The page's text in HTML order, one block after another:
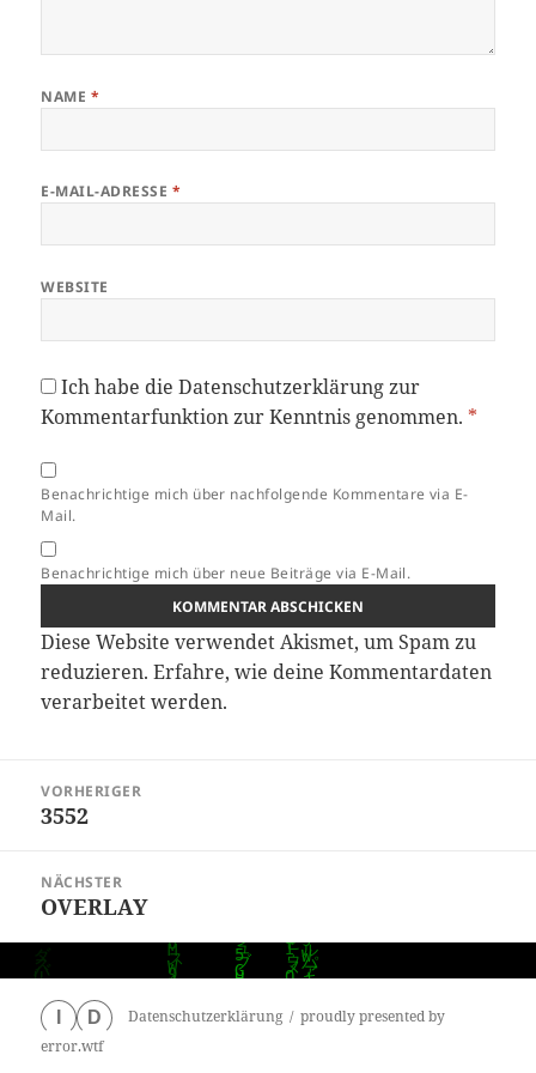
NAME *
E-MAIL-ADRESSE *
WEBSITE
Ich habe dieDatenschutzerklärungzur
Kommentarfunktion zur Kenntnis genommen. *
Benachrichtige mich über nachfolgende Kommentare via E-
Mail.
Benachrichtige mich über neue Beiträge via E-Mail.
Diese Website verwendet Akismet, um Spam zu
reduzieren.Erfahre, wie deine Kommentardaten
verarbeitet werden.
VORHERIGER
Vorheriger
3552
NÄCHSTER
Nächster
Beitrag:
OVERLAY
D Datenschutzerklärung
proudly presented by
error.wtf